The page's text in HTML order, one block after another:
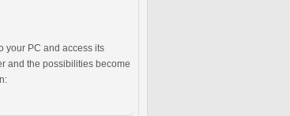
your PC and access its
and the possibilities become